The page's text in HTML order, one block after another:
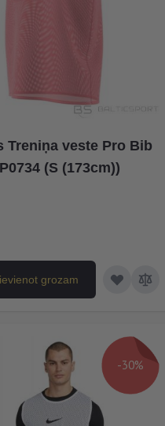
Treniņa veste Pro Bib
(S (173cm))
grozam
-30%